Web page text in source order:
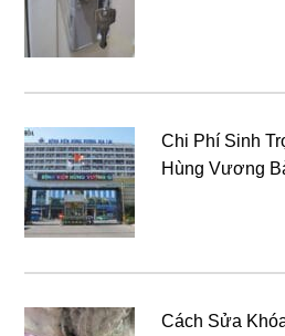
Chi Phí Sinh
Hùng Vương
Cách Sửa